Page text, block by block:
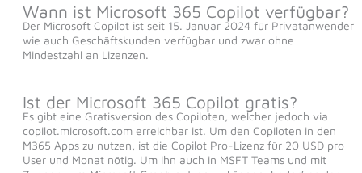
Wann ist Microsoft 365 Copilot verfügbar?
Der Microsoft Copilot ist seit 15. Januar 2024 für Privatanwender
wie auch Geschäftskunden verfügbar und zwar ohne
Mindestzahl an Lizenzen.
Ist der Microsoft 365 Copilot gratis?
Es gibt eine Gratisversion des Copiloten, welcher jedoch via
copilot.microsoft.com erreichbar ist. Um den Copiloten in den
M365 Apps zu nutzen, ist die Copilot Pro-Lizenz für 20 USD pro
User und Monat nötig. Um ihn auch in MSFT Teams und mit